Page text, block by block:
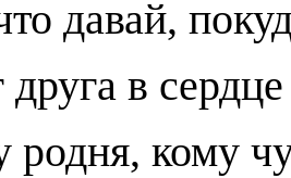
давай,
друга в
родня, кому